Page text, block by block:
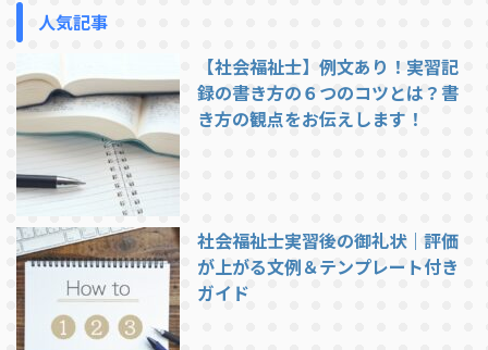
きにつまずきやすい理由を整理し
ます。 実は、利用する方が増えて
います！実務経験証明書請求代行
「タノンダ」 そもそも、実務経
験証明書とは？ 実務経験証明書
人気記事
【社会福祉士】例文あり！実習記
録の書き方の６つのコツとは？書
き方の観点をお伝えします！
社会福祉士実習後の御礼状｜評価
が上がる文例＆テンプレート付き
ガイド